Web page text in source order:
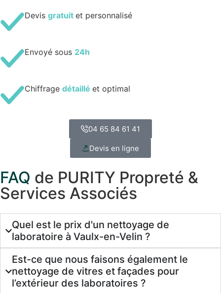
Devis gratuit et personnalisé
Envoyé sous 24h
Chiffrage détaillé et optimal
04 65 84 61 41
Devis en ligne
FAQ de PURITY Propreté &
Services Associés
Quel est le prix d'un nettoyage de
laboratoire à Vaulx-en-Velin ?
Est-ce que nous faisons également le
nettoyage de vitres et façades pour
l’extérieur des laboratoires ?